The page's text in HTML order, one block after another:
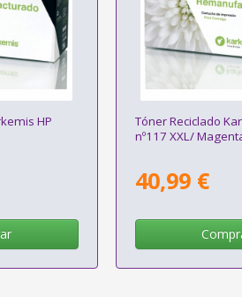
HP
Tóner Reciclado
nº117 XXL/
40,99 €